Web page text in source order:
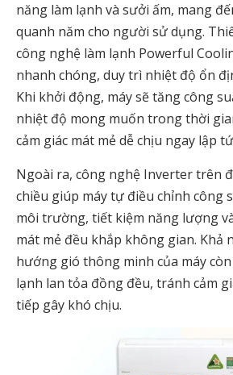
năng làm lạnh và sưởi ấm, mang
quanh năm cho người sử dụng.
công nghệ làm lạnh Powerful
nhanh chóng, duy trì nhiệt độ ổn
Khi khởi động, máy sẽ tăng công
nhiệt độ mong muốn trong thời
cảm giác mát mẻ dễ chịu ngay lập
Ngoài ra, công nghệ Inverter trên
chiều giúp máy tự điều chỉnh công
môi trường, tiết kiệm năng lượng
mát mẻ đều khắp không gian. Khả
hướng gió thông minh của máy
lạnh lan tỏa đồng đều, tránh cảm
tiếp gây khó chịu.